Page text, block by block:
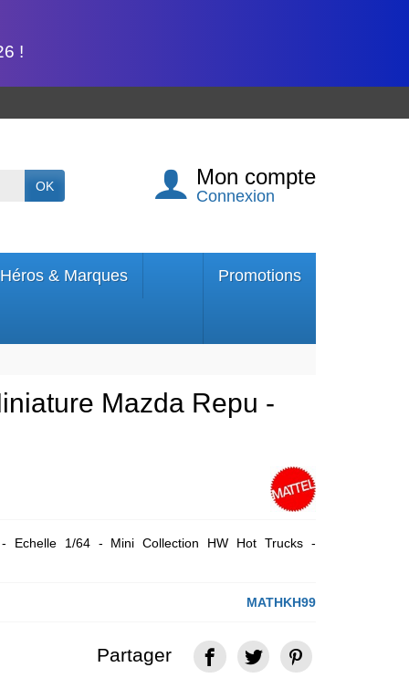
!
OK Mon compte
Connexion
Héros & Marques Promotions
Mazda Repu -
Echelle 1/64 - Mini Collection HW Hot Trucks -
MATHKH99
Partager